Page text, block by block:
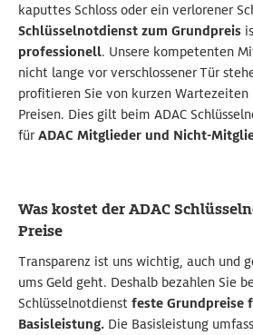
kaputtes Schloss oder ein verlorener
Schlüsselnotdienst zum Grundpreis
professionell. Unsere kompetenten
nicht lange vor verschlossener Tür
profitieren Sie von kurzen Wartezeiten
Preisen. Dies gilt beim ADAC
fürADAC Mitglieder und Nicht-
Was kostet der ADAC
Preise
Transparenz ist uns wichtig, auch und
ums Geld geht. Deshalb bezahlen Sie
Schlüsselnotdienst feste Grundpreise
Basisleistung. Die Basisleistung